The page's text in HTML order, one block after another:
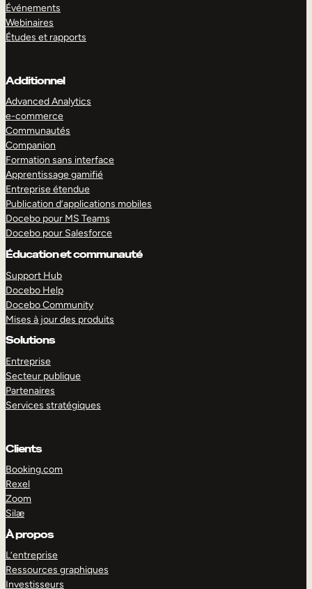
Événements
Webinaires
Études et rapports
Additionnel
Advanced Analytics
e-commerce
Communautés
Companion
Formation sans interface
Apprentissage gamifié
Entreprise étendue
Publication d’applications mobiles
Docebo pour MS Teams
Docebo pour Salesforce
Éducation et communauté
Support Hub
Docebo Help
Docebo Community
Mises à jour des produits
Solutions
Entreprise
Secteur publique
Partenaires
Services stratégiques
Clients
Booking.com
Rexel
Zoom
Silæ
À propos
L’entreprise
Ressources graphiques
Investisseurs